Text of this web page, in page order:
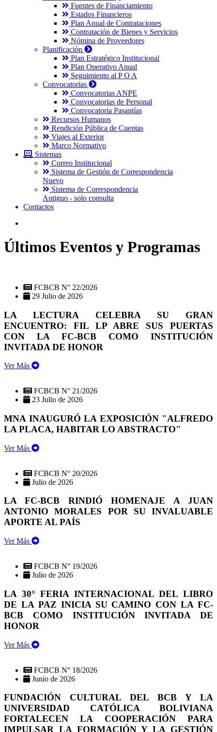
Fuentes de Financiamiento
Estados Financieros
Plan Anual de Contrataciones
Contratación de Bienes y Servicios
Nómina de Proveedores
Planificación
Plan Estratégico Institucional
Plan Operativo Anual
Seguimiento al P O A
Convocatorias
Convocatorias ANPE
Convocatorias de Personal
Convocatoria Pasantías
Recursos Humanos
Rendición Pública de Cuentas
Viajes al Exterior
Marco Normativo
Sistemas
Correo Institucional
Sistema de Gestión de Correspondencia
Nuevo
Sistema de Correspondencia
Antiguo - solo consulta
Contactos
Últimos Eventos y Programas
FCBCB N° 22/2026
29 Julio de 2026
LA LECTURA CELEBRA SU GRAN
ENCUENTRO: FIL LP ABRE SUS PUERTAS
CON LA FC-BCB COMO INSTITUCIÓN
INVITADA DE HONOR
Ver Más
FCBCB N° 21/2026
23 Julio de 2026
MNA INAUGURÓ LA EXPOSICIÓN "ALFREDO
LA PLACA, HABITAR LO ABSTRACTO"
Ver Más
FCBCB N° 20/2026
Julio de 2026
LA FC-BCB RINDIÓ HOMENAJE A JUAN
ANTONIO MORALES POR SU INVALUABLE
APORTE AL PAÍS
Ver Más
FCBCB N° 19/2026
Julio de 2026
LA 30° FERIA INTERNACIONAL DEL LIBRO
DE LA PAZ INICIA SU CAMINO CON LA FC-
BCB COMO INSTITUCIÓN INVITADA DE
HONOR
Ver Más
FCBCB N° 18/2026
Junio de 2026
FUNDACIÓN CULTURAL DEL BCB Y LA
UNIVERSIDAD CATÓLICA BOLIVIANA
FORTALECEN LA COOPERACIÓN PARA
IMPULSAR LA FORMACIÓN Y LA GESTIÓN